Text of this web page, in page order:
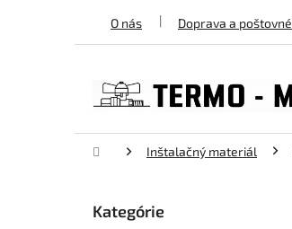
O nás Doprava a poštovné
DomovInštalačný materiál
Preskočiť
Kategórie